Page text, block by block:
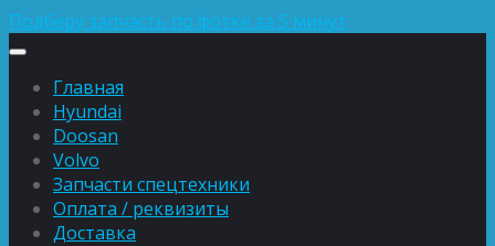
Подберу запчасть по фотке за 5 минут
Главная
Hyundai
Doosan
Volvo
Запчасти спецтехники
Оплата / реквизиты
Доставка